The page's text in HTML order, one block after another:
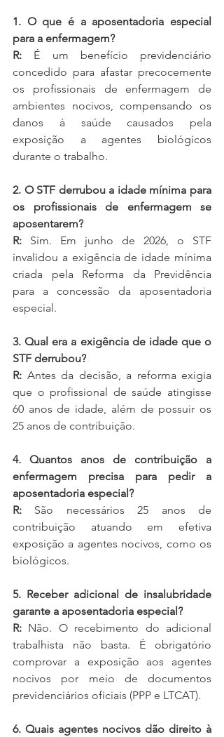
1. O que é a aposentadoria especial
para a enfermagem?
R: É um benefício previdenciário
concedido para afastar precocemente
os profissionais de enfermagem de
ambientes nocivos, compensando os
danos à saúde causados pela
exposição a agentes biológicos
durante o trabalho.
2. O STF derrubou a idade mínima para
os profissionais de enfermagem se
aposentarem?
R: Sim. Em junho de 2026, o STF
invalidou a exigência de idade mínima
criada pela Reforma da Previdência
para a concessão da aposentadoria
especial.
3. Qual era a exigência de idade que o
STF derrubou?
R: Antes da decisão, a reforma exigia
que o profissional de saúde atingisse
60 anos de idade, além de possuir os
25 anos de contribuição.
4. Quantos anos de contribuição a
enfermagem precisa para pedir a
aposentadoria especial?
R: São necessários 25 anos de
contribuição atuando em efetiva
exposição a agentes nocivos, como os
biológicos.
5. Receber adicional de insalubridade
garante a aposentadoria especial?
R: Não. O recebimento do adicional
trabalhista não basta. É obrigatório
comprovar a exposição aos agentes
nocivos por meio de documentos
previdenciários oficiais (PPP e LTCAT).
6. Quais agentes nocivos dão direito à